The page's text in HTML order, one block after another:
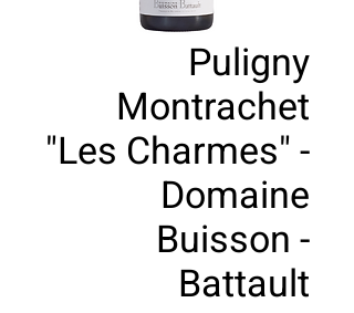
Puligny
Montrachet
"Les Charmes" -
Domaine
Buisson -
Battault